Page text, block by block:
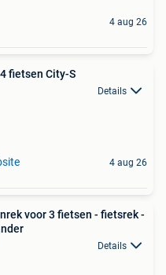
4 aug 26
fietsen City-S
Details
4 aug 26
voor 3 fietsen - fietsrek -
Details